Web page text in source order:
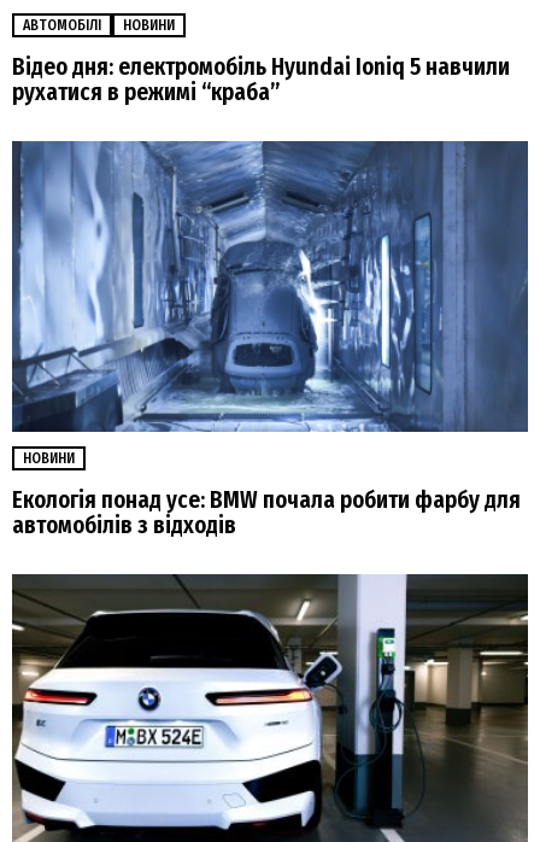
АВТОМОБІЛІ НОВИНИ
Відео дня: електромобіль Hyundai Ioniq 5 навчили
рухатися в режимі “краба”
НОВИНИ
Екологія понад усе: BMW почала робити фарбу для
автомобілів з відходів